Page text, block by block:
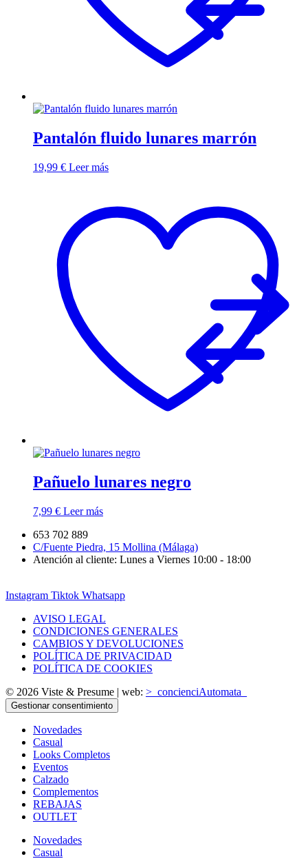
Pantalón fluido lunares marrón
19,99 € Leer más
Pañuelo lunares negro
7,99 € Leer más
653 702 889
C/Fuente Piedra, 15 Mollina (Málaga)
Atención al cliente: Lunes a Viernes 10:00 - 18:00
Instagram Tiktok Whatsapp
AVISO LEGAL
CONDICIONES GENERALES
CAMBIOS Y DEVOLUCIONES
POLÍTICA DE PRIVACIDAD
POLÍTICA DE COOKIES
© 2026 Viste & Presume | web: >_concienciAutomata_
Gestionar consentimiento
Novedades
Casual
Looks Completos
Eventos
Calzado
Complementos
REBAJAS
OUTLET
Novedades
Casual